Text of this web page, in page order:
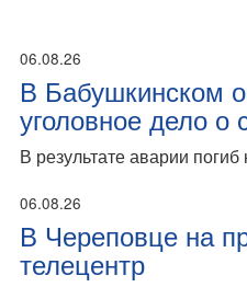
06.08.26
В Бабушкинском
уголовное дело
В результате аварии
06.08.26
В Череповце на
телецентр